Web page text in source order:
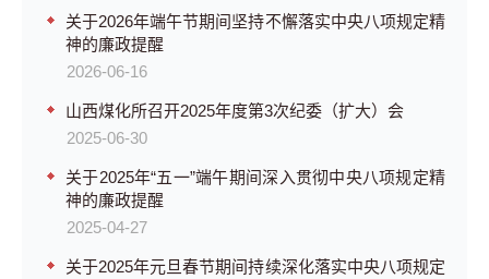
关于2026年端午节期间坚持不懈落实中央八项规定精
神的廉政提醒
2026-06-16
山西煤化所召开2025年度第3次纪委（扩大）会
2025-06-30
关于2025年“五一”端午期间深入贯彻中央八项规定精
神的廉政提醒
2025-04-27
关于2025年元旦春节期间持续深化落实中央八项规定